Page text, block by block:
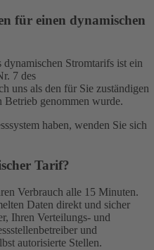
für einen dynamischen
Stromtarifs ist ein
7 des
uns als den für Sie zuständigen
Betrieb genommen wurde.
haben, wenden Sie sich
Tarif?
Verbrauch alle 15 Minuten.
Daten direkt und sicher
Ihren Verteilungs- und
und
autorisierte Stellen.